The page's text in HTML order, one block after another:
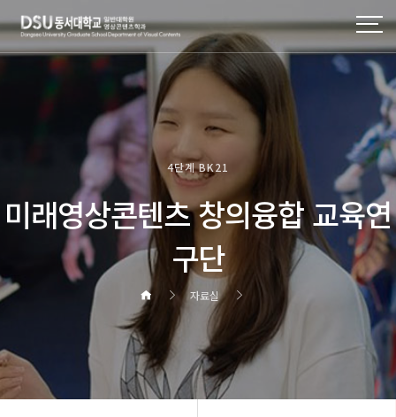
4단계 BK21
미래영상콘텐츠 창의융합 교육연
구단
자료실